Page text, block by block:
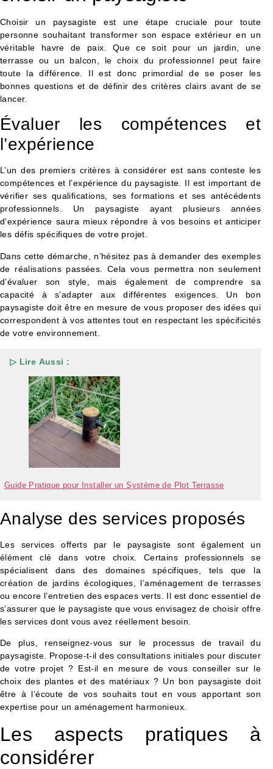
Choisir un paysagiste est une étape cruciale pour toute
personne souhaitant transformer son espace extérieur en un
véritable havre de paix. Que ce soit pour un jardin, une
terrasse ou un balcon, le choix du professionnel peut faire
toute la différence. Il est donc primordial de se poser les
bonnes questions et de définir des critères clairs avant de se
lancer.
Évaluer les compétences et
l’expérience
L’un des premiers critères à considérer est sans conteste les
compétences et l’expérience du paysagiste. Il est important de
vérifier ses qualifications, ses formations et ses antécédents
professionnels. Un paysagiste ayant plusieurs années
d’expérience saura mieux répondre à vos besoins et anticiper
les défis spécifiques de votre projet.
Dans cette démarche, n’hésitez pas à demander des exemples
de réalisations passées. Cela vous permettra non seulement
d’évaluer son style, mais également de comprendre sa
capacité à s’adapter aux différentes exigences. Un bon
paysagiste doit être en mesure de vous proposer des idées qui
correspondent à vos attentes tout en respectant les spécificités
de votre environnement.
▷ Lire Aussi :
Guide Pratique pour Installer un Système de Plot Terrasse
Analyse des services proposés
Les services offerts par le paysagiste sont également un
élément clé dans votre choix. Certains professionnels se
spécialisent dans des domaines spécifiques, tels que la
création de jardins écologiques, l’aménagement de terrasses
ou encore l’entretien des espaces verts. Il est donc essentiel de
s’assurer que le paysagiste que vous envisagez de choisir offre
les services dont vous avez réellement besoin.
De plus, renseignez-vous sur le processus de travail du
paysagiste. Propose-t-il des consultations initiales pour discuter
de votre projet ? Est-il en mesure de vous conseiller sur le
choix des plantes et des matériaux ? Un bon paysagiste doit
être à l’écoute de vos souhaits tout en vous apportant son
expertise pour un aménagement harmonieux.
Les aspects pratiques à
considérer